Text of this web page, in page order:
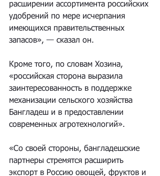
расширении ассортимента российских
удобрений по мере исчерпания
имеющихся правительственных
запасов», — сказал он.
Кроме того, по словам Хозина,
«российская сторона выразила
заинтересованность в поддержке
механизации сельского хозяйства
Бангладеш и в предоставлении
современных агротехнологий».
«Со своей стороны, бангладешские
партнеры стремятся расширить
экспорт в Россию овощей, фруктов и